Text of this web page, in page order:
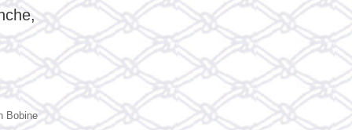
Bobine